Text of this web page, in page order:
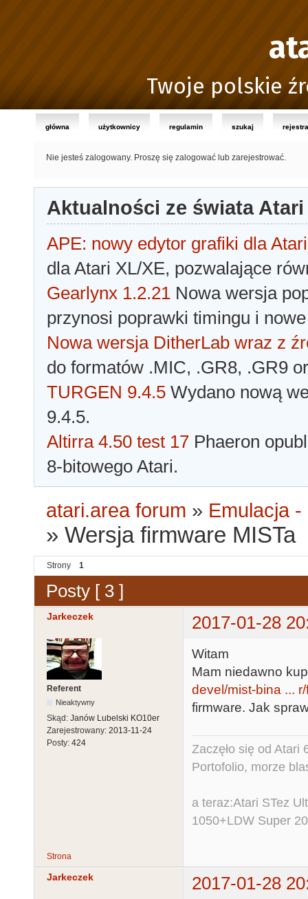
Twoje polskie
główna użytkownicy regulamin szukaj
Nie jesteś zalogowany. Proszę się zalogować lub zarejestrować.
Aktualności ze świata Atari
APE: nowy edytor grafiki dla Atari
dla Atari XL/XE, pozwalające
Gearlynx 1.2.21 Nowa wersja
przynosi poprawki timingu i
Nowa wersja DitherLab wraz z
do formatów .MIC, .GR8, .GR9
TURGEN 9.4.5 Wydano nową
9.4.5.
Altirra 4.50 test 17 Phaeron
8-bitowego Atari.
atari.area forum » Emulacja
»Wersja firmware MISTa
Strony 1
Posty [ 3 ]
Jarkeczek 2017-01-28
Referent
Nieaktywny
Skąd: Janów Lubelski KO10er
Zarejestrowany: 2013-11-24
Posty: 424
Witam
Mam niedawno
devel/mist-bina ...
firmware. Jak
Zaczęło się od Atari
Portofolio, morze
a teraz:Atari STez
1050+LDW Super
Strona
Jarkeczek 2017-01-28